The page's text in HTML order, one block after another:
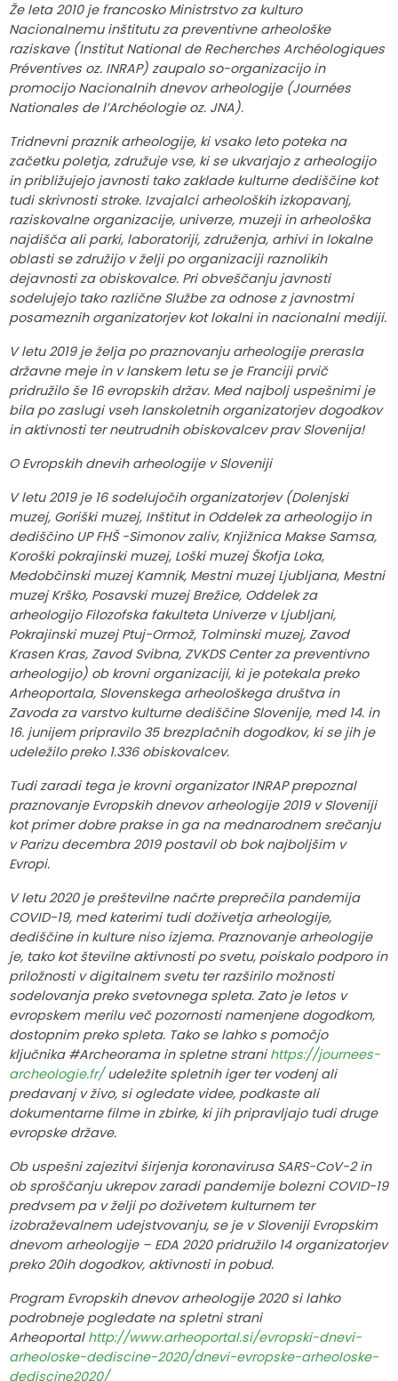
Že leta 2010 je francosko Ministrstvo za kulturo
Nacionalnemu inštitutu za preventivne arheološke
raziskave (Institut National de Recherches Archéologiques
Préventives oz. INRAP) zaupalo so-organizacijo in
promocijo Nacionalnih dnevov arheologije (Journées
Nationales de l’Archéologie oz. JNA).
Tridnevni praznik arheologije, ki vsako leto poteka na
začetku poletja, združuje vse, ki se ukvarjajo z arheologijo
in približujejo javnosti tako zaklade kulturne dediščine kot
tudi skrivnosti stroke. Izvajalci arheoloških izkopavanj,
raziskovalne organizacije, univerze, muzeji in arheološka
najdišča ali parki, laboratoriji, združenja, arhivi in lokalne
oblasti se združijo v želji po organizaciji raznolikih
dejavnosti za obiskovalce. Pri obveščanju javnosti
sodelujejo tako različne Službe za odnose z javnostmi
posameznih organizatorjev kot lokalni in nacionalni mediji.
V letu 2019 je želja po praznovanju arheologije prerasla
državne meje in v lanskem letu se je Franciji prvič
pridružilo še 16 evropskih držav. Med najbolj uspešnimi je
bila po zaslugi vseh lanskoletnih organizatorjev dogodkov
in aktivnosti ter neutrudnih obiskovalcev prav Slovenija!
O Evropskih dnevih arheologije v Sloveniji
V letu 2019 je 16 sodelujočih organizatorjev (Dolenjski
muzej, Goriški muzej, Inštitut in Oddelek za arheologijo in
dediščino UP FHŠ -Simonov zaliv, Knjižnica Makse Samsa,
Koroški pokrajinski muzej, Loški muzej Škofja Loka,
Medobčinski muzej Kamnik, Mestni muzej Ljubljana, Mestni
muzej Krško, Posavski muzej Brežice, Oddelek za
arheologijo Filozofska fakulteta Univerze v Ljubljani,
Pokrajinski muzej Ptuj-Ormož, Tolminski muzej, Zavod
Krasen Kras, Zavod Svibna, ZVKDS Center za preventivno
arheologijo) ob krovni organizaciji, ki je potekala preko
Arheoportala, Slovenskega arheološkega društva in
Zavoda za varstvo kulturne dediščine Slovenije, med 14. in
16. junijem pripravilo 35 brezplačnih dogodkov, ki se jih je
udeležilo preko 1.336 obiskovalcev.
Tudi zaradi tega je krovni organizator INRAP prepoznal
praznovanje Evropskih dnevov arheologije 2019 v Sloveniji
kot primer dobre prakse in ga na mednarodnem srečanju
v Parizu decembra 2019 postavil ob bok najboljšim v
Evropi.
V letu 2020 je preštevilne načrte preprečila pandemija
COVID-19, med katerimi tudi doživetja arheologije,
dediščine in kulture niso izjema. Praznovanje arheologije
je, tako kot številne aktivnosti po svetu, poiskalo podporo in
priložnosti v digitalnem svetu ter razširilo možnosti
sodelovanja preko svetovnega spleta. Zato je letos v
evropskem merilu več pozornosti namenjene dogodkom,
dostopnim preko spleta. Tako se lahko s pomočjo
ključnika #Archeorama in spletne strani https://journees-
archeologie.fr/udeležite spletnih iger ter vodenj ali
predavanj v živo, si ogledate videe, podkaste ali
dokumentarne filme in zbirke, ki jih pripravljajo tudi druge
evropske države.
Ob uspešni zajezitvi širjenja koronavirusa SARS-CoV-2 in
ob sproščanju ukrepov zaradi pandemije bolezni COVID-19
predvsem pa v želji po doživetem kulturnem ter
izobraževalnem udejstvovanju, se je v Sloveniji Evropskim
dnevom arheologije – EDA 2020 pridružilo 14 organizatorjev
preko 20ih dogodkov, aktivnosti in pobud.
Program Evropskih dnevov arheologije 2020 si lahko
podrobneje pogledate na spletni strani
Arheoportal http://www.arheoportal.si/evropski-dnevi-
arheoloske-dediscine-2020/dnevi-evropske-arheoloske-
dediscine2020/